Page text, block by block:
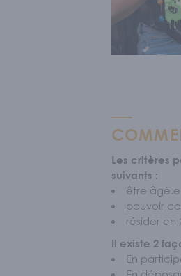
Les critères
suivants :
être âgé.e
pouvoir
résider en
Il existe 2
En